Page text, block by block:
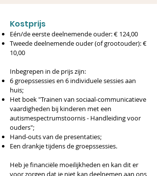
​​Kostprijs
Eén/de eerste deelnemende ouder: € 124,00
Tweede deelnemende ouder (of grootouder): €
10,00
Inbegrepen in de prijs zijn:
6 groepssessies en 6 individuele sessies aan
huis;
Het boek "Trainen van sociaal-communicatieve
vaardigheden bij kinderen met een
autismespectrumstoornis - Handleiding voor
ouders";
Hand-outs van de presentaties;
Een drankje tijdens de groepssessies.
Heb je financiële moeilijkheden en kan dit er
voor zorgen dat je niet kan deelnemen aan ons